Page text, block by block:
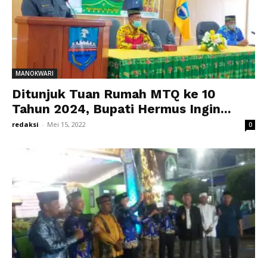
MANOKWARI
Ditunjuk Tuan Rumah MTQ ke 10
Tahun 2024, Bupati Hermus Ingin...
redaksi - Mei 15, 2022 0